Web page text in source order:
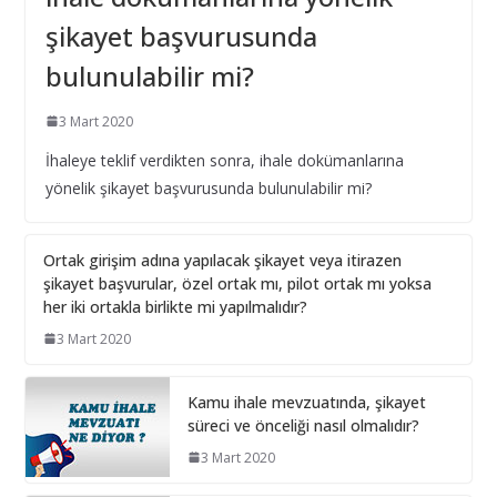
İhale Tarihinden Sonra Yaklaşık Maliyetin
Güncellenmesi ve Sınır Değer Hesabı
28 Şubat 2025
ortak girişim olması durumunda kim sunmalı ?
10 Aralık 2024
Bilişim hizmet alımı ihalelerinde istenecek belgeler
10 Aralık 2024
tamamını idarede geçirmiyorsa ?
1 Şubat 2026
şikayet başvurusunda
bulunulabilir mi?
3 Mart 2020
İhaleye teklif verdikten sonra, ihale dokümanlarına
yönelik şikayet başvurusunda bulunulabilir mi?
Ortak girişim adına yapılacak şikayet veya itirazen
şikayet başvurular, özel ortak mı, pilot ortak mı yoksa
her iki ortakla birlikte mi yapılmalıdır?
3 Mart 2020
Kamu ihale mevzuatında, şikayet
süreci ve önceliği nasıl olmalıdır?
3 Mart 2020